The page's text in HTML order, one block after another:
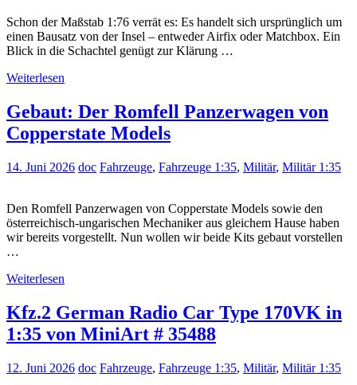
Schon der Maßstab 1:76 verrät es: Es handelt sich ursprünglich um
einen Bausatz von der Insel – entweder Airfix oder Matchbox. Ein
Blick in die Schachtel genügt zur Klärung …
Weiterlesen
Gebaut: Der Romfell Panzerwagen von
Copperstate Models
14. Juni 2026 doc Fahrzeuge, Fahrzeuge 1:35, Militär, Militär 1:35
Den Romfell Panzerwagen von Copperstate Models sowie den
österreichisch-ungarischen Mechaniker aus gleichem Hause haben
wir bereits vorgestellt. Nun wollen wir beide Kits gebaut vorstellen
…
Weiterlesen
Kfz.2 German Radio Car Type 170VK in
1:35 von MiniArt # 35488
12. Juni 2026 doc Fahrzeuge, Fahrzeuge 1:35, Militär, Militär 1:35